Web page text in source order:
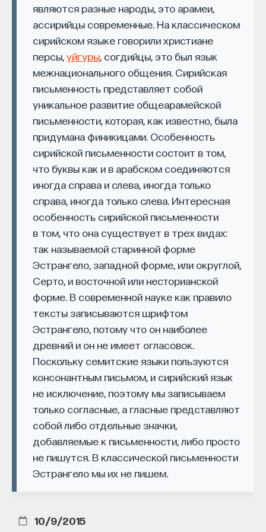
являются разные народы, это арамеи,
ассирийцы современные. На классическом
сирийском языке говорили христиане
персы, уйгуры , согдийцы, это был язык
межнационального общения. Сирийская
письменность представляет собой
уникальное развитие общеарамейской
письменности, которая, как известно, была
придумана финикицами. Особенность
сирийской письменности состоит в том,
что буквы как и в арабском соединяются
иногда справа и слева, иногда только
справа, иногда только слева. Интересная
особенность сирийской письменности
в том, что она существует в трех видах:
так называемой старинной форме
Эстрангело, западной форме, или округлой,
Серто, и восточной или несторианской
форме. В современной науке как правило
тексты записываются шрифтом
Эстрангело, потому что он наиболее
древний и он не имеет огласовок.
Поскольку семитские языки пользуются
консонантным письмом, и сирийский язык
не исключение, поэтому мы записываем
только согласные, а гласные представляют
собой либо отдельные значки,
добавляемые к письменности, либо просто
не пишутся. В классической письменности
Эстрангело мы их не пишем.
10/9/2015
проекта имеют STEM-образование, при этом
заинтересованы в работе в инновационных
компаниях, но не знают, с чего начать.
Специалисты сталкиваются с тремя ключевыми
барьерами:
Недостаток информации о глобальных
индустриях и карьерных возможностях
мешает поиску подходящих ваканси; ​
Непрозрачные механизмы в инновационных
компаниях усложняют процесс
трудоустройства​;
Стереотипы не позволяют эффективно
конкурировать на международном рынке​.
Что такое Naukka Talents
Naukka Talents— это не просто рекрутинговый
сервис, а комплексная платформа поддержки
специалистов на пути к карьере в глобальных
инновационных индустриях. Сервис помогает
преодолеть существующие барьеры через
обучение, карьерное сопровождение и прямые
связи с компаниями, заинтересованными
высококвалифицированныхкадрах.​
Сервис создан для всех, кто хочет найти свой
путь в инновационных индустриях:
Учёных, инженеров и исследователей
с опытом работы в научной сфере;
Тех, кто пока не имеет достаточного опыта
по поводу Малевича: «Я тоже смогу нарисовать
такое». Да, это так, не спорю. Однако в ответ
можно показать формулуЕ=mc2— можете ли
вы это написать? Да, безусловно. Вот только
поймет ее значение лишь тот, кто приложит
усилия. А совершить открытие, подобное этой
формуле, под силу лишь гению. То же с «Черным
квадратом»: понять силу работы Малевича можно,
если приложить некоторое усилие, прочитать
о времени, в котором жил художник, узнать его
цели в жизни и творчестве, посмотреть, как
изменился «ландшафт» искусства ХХ века после
открытий авангардистов, среди которых Малевич
занимал очень важное место. Далеко не каждый
способен изобрести живописную формулу,
по силе сопоставимую с «Черным квадратом»: она
обладает красотой, простотой
и значительностью.Малевичпоказал
первооснову, «нулевой меридиан» живописи,
он отвернулся от веками длящейся истории
искусства-как-подражания-природе и открыл
новую страницу искусства как свободного
формотворчества. Он отделил свет от тьмы
в своем «Черном квадрате» и запустил процесс
генерации нового космоса.